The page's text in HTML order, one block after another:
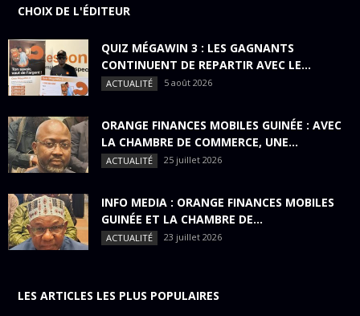
CHOIX DE L'ÉDITEUR
QUIZ MÉGAWIN 3 : LES GAGNANTS
CONTINUENT DE REPARTIR AVEC LE...
ACTUALITÉ 5 août 2026
ORANGE FINANCES MOBILES GUINÉE : AVEC
LA CHAMBRE DE COMMERCE, UNE...
ACTUALITÉ 25 juillet 2026
INFO MEDIA : ORANGE FINANCES MOBILES
GUINÉE ET LA CHAMBRE DE...
ACTUALITÉ 23 juillet 2026
LES ARTICLES LES PLUS POPULAIRES